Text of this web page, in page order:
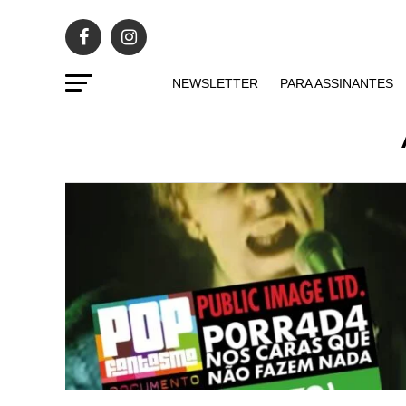
NEWSLETTER PARA ASSINANTES